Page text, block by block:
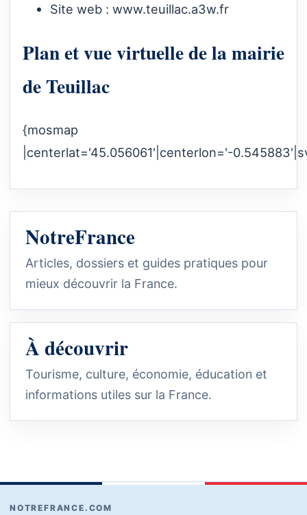
Site web : www.teuillac.a3w.fr
Plan et vue virtuelle de la mairie
de Teuillac
{mosmap
|centerlat='45.056061'|centerlon='-
NotreFrance
Articles, dossiers et guides pratiques pour
mieux découvrir la France.
À découvrir
Tourisme, culture, économie, éducation et
informations utiles sur la France.
NOTREFRANCE.COM